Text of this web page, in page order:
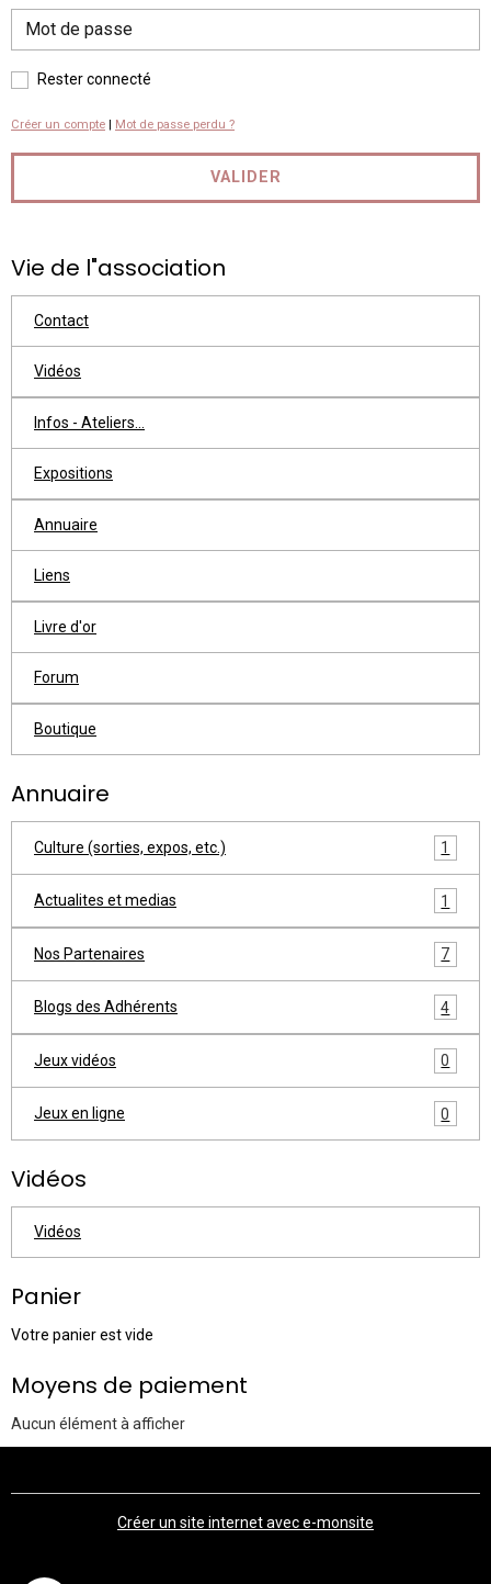
Rester connecté
Créer un compte | Mot de passe perdu ?
VALIDER
Vie de l"association
Contact
Vidéos
Infos - Ateliers...
Expositions
Annuaire
Liens
Livre d'or
Forum
Boutique
Annuaire
Culture (sorties, expos, etc.) 1
Actualites et medias 1
Nos Partenaires 7
Blogs des Adhérents 4
Jeux vidéos 0
Jeux en ligne 0
Vidéos
Vidéos
Panier
Votre panier est vide
Moyens de paiement
Aucun élément à afficher
Créer un site internet avec e-monsite